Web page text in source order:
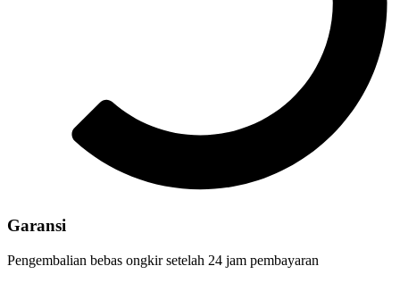
Garansi
Pengembalian bebas ongkir setelah 24 jam pembayaran